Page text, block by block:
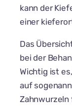
kann der
einer
Das
bei der
Wichtig ist
auf
Zahnwurzeln